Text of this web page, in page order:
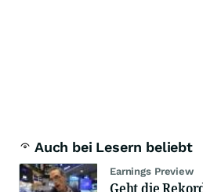
Auch bei Lesern beliebt
Earnings Preview